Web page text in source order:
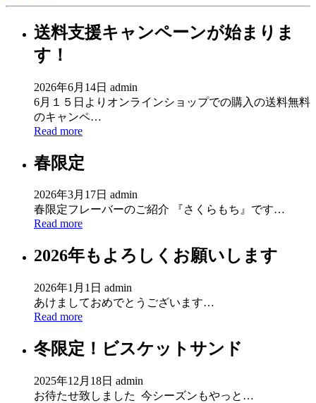
送料支援キャンペーンが始まりま
す！
2026年6月14日 admin
6月１５日よりオンラインショップでの購入の送料無料
のキャンペ…
Read more
春限定
2026年3月17日 admin
春限定フレーバーのご紹介 『さくらもち』です…
Read more
2026年もよろしくお願いします
2026年1月1日 admin
あけましておめでとうございます…
Read more
冬限定！ビスケットサンド
2025年12月18日 admin
お待たせ致しました ⁡ 今シーズンもやっと…